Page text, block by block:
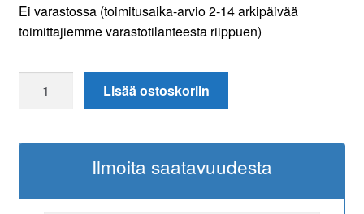
Ei varastossa (toimitusaika-arvio 2-14 arkipäivää
toimittajiemme varastotilanteesta riippuen)
D210
ohjausrele
16A
Lisää ostoskoriin
Ilmoita saatavuudesta